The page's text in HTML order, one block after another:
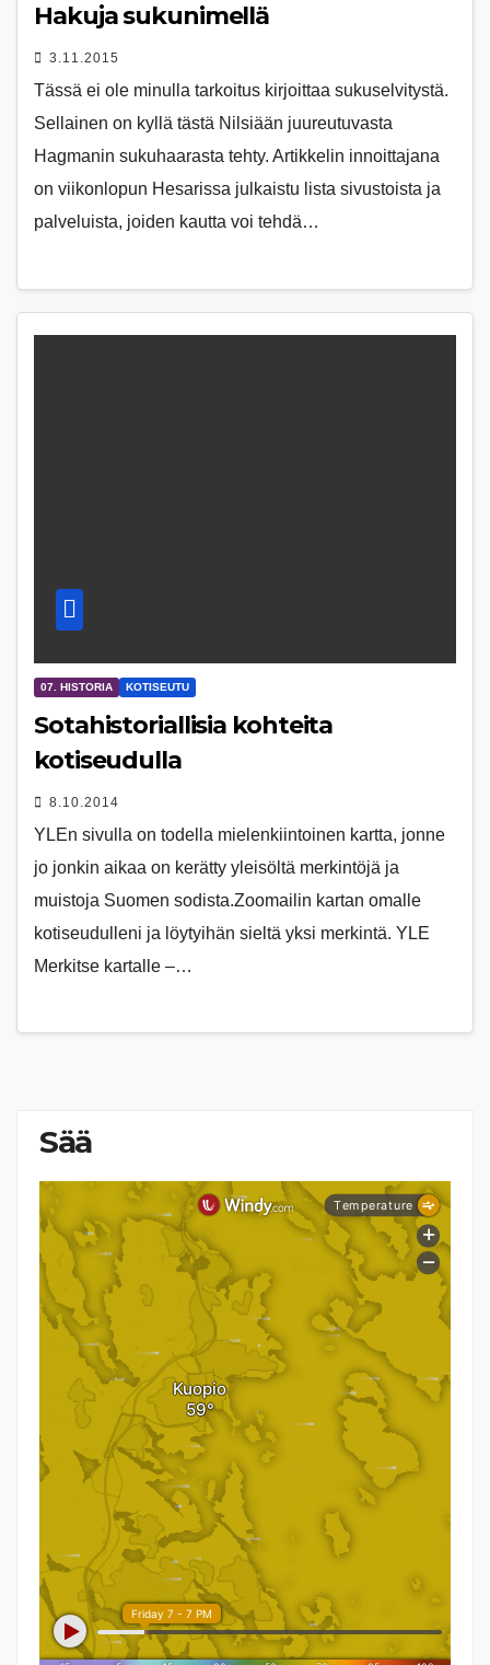
Hakuja sukunimellä
3.11.2015
Tässä ei ole minulla tarkoitus kirjoittaa sukuselvitystä.
Sellainen on kyllä tästä Nilsiään juureutuvasta
Hagmanin sukuhaarasta tehty. Artikkelin innoittajana
on viikonlopun Hesarissa julkaistu lista sivustoista ja
palveluista, joiden kautta voi tehdä…
07. HISTORIA KOTISEUTU
Sotahistoriallisia kohteita
kotiseudulla
8.10.2014
YLEn sivulla on todella mielenkiintoinen kartta, jonne
jo jonkin aikaa on kerätty yleisöltä merkintöjä ja
muistoja Suomen sodista.Zoomailin kartan omalle
kotiseudulleni ja löytyihän sieltä yksi merkintä. YLE
Merkitse kartalle –…
Sää